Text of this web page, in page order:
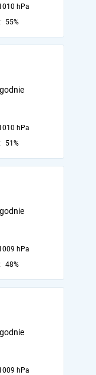
hPa
55%
hPa
51%
hPa
48%
hPa